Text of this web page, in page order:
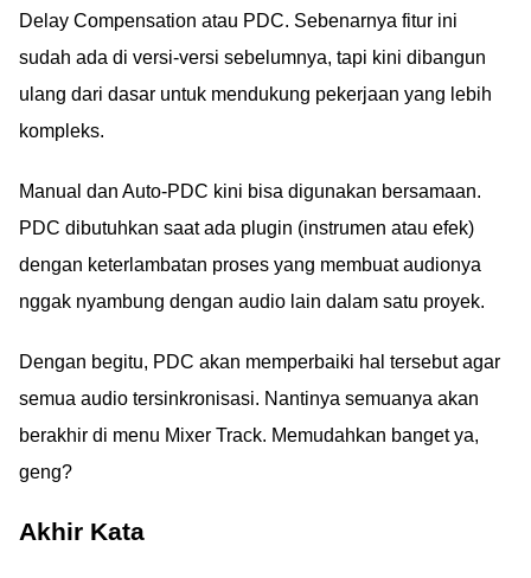
Delay Compensation atau PDC. Sebenarnya fitur ini
sudah ada di versi-versi sebelumnya, tapi kini dibangun
ulang dari dasar untuk mendukung pekerjaan yang lebih
kompleks.
Manual dan Auto-PDC kini bisa digunakan bersamaan.
PDC dibutuhkan saat ada plugin (instrumen atau efek)
dengan keterlambatan proses yang membuat audionya
nggak nyambung dengan audio lain dalam satu proyek.
Dengan begitu, PDC akan memperbaiki hal tersebut agar
semua audio tersinkronisasi. Nantinya semuanya akan
berakhir di menu Mixer Track. Memudahkan banget ya,
geng?
Akhir Kata